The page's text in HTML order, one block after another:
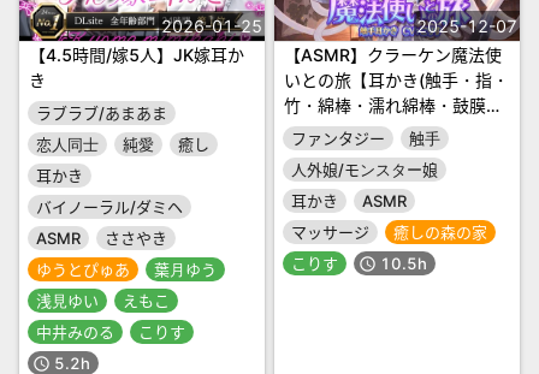
2026-01-25
【4.5時間/嫁5人】JK嫁耳か
き
ラブラブ/あまあま
恋人同士
純愛
癒し
耳かき
バイノーラル/ダミヘ
ASMR
ささやき
ゆうとぴゅあ
葉月ゆう
浅見ゆい
えもこ
中井みのる
こりす
schedule 5.2h
2025-12-07
【ASMR】クラーケン魔法使
いとの旅【耳かき(触手・指・
竹・綿棒・濡れ綿棒・鼓膜刺
激)/耳マッサージ/シャンプー/
バブルタイマー/心音/声:こり
す】
ファンタジー
触手
人外娘/モンスター娘
耳かき
ASMR
マッサージ
癒しの森の家
こりす
schedule 10.5h